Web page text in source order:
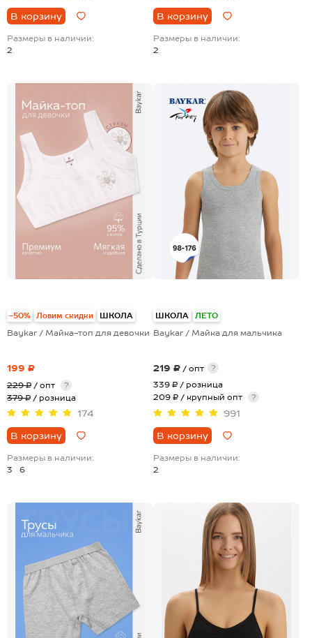
В корзину
Размеры в наличии:
2
В корзину
Размеры в наличии:
2
-50% Ловим скидки ШКОЛА
Baykar / Майка-топ для девочки
199 ₽
229 ₽ / опт
?
379 ₽ / розница
174
В корзину
Размеры в наличии:
3
6
ШКОЛА ЛЕТО
Baykar / Майка для мальчика
219 ₽ / опт
?
339 ₽ / розница
209 ₽ / крупный опт
?
991
В корзину
Размеры в наличии:
2